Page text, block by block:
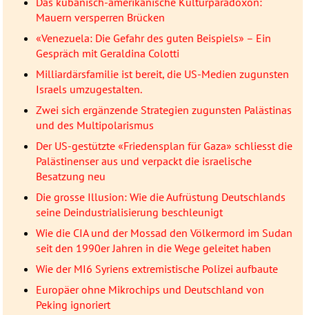
Mauern versperren Brücken
«Venezuela: Die Gefahr des guten Beispiels» – Ein
Gespräch mit Geraldina Colotti
Milliardärsfamilie ist bereit, die US-Medien zugunsten
Israels umzugestalten.
Zwei sich ergänzende Strategien zugunsten Palästinas
und des Multipolarismus
Der US-gestützte «Friedensplan für Gaza» schliesst die
Palästinenser aus und verpackt die israelische
Besatzung neu
Die grosse Illusion: Wie die Aufrüstung Deutschlands
seine Deindustrialisierung beschleunigt
Wie die CIA und der Mossad den Völkermord im Sudan
seit den 1990er Jahren in die Wege geleitet haben
Wie der MI6 Syriens extremistische Polizei aufbaute
Europäer ohne Mikrochips und Deutschland von
Peking ignoriert